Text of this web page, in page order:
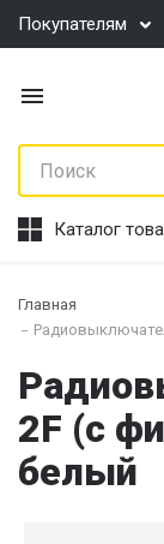
Покупателям
Каталог
Главная
2F (c
белый